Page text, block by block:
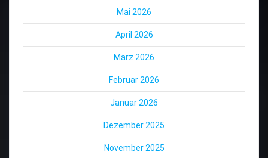
Mai 2026
April 2026
März 2026
Februar 2026
Januar 2026
Dezember 2025
November 2025